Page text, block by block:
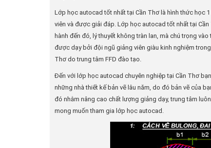
Lớp học autocad tốt nhất tại Cần Thơ là hình thức học
viên và được giải đáp. Lớp học autocad tốt nhất tại
hành đến đó, lý thuyết không tràn lan, mà chú trọng
được dạy bởi đội ngũ giảng viên giàu kinh nghiệm
Thơ do trung tâm FFD đào tạo.
Đến với lớp học autocad chuyên nghiệp tại Cần Thơ
những nhà thiết kế bản vẽ lâu năm, do đó bản vẽ của
đó nhằm nâng cao chất lượng giảng dạy, trung tâm
mong muốn tham gia lớp học autocad.